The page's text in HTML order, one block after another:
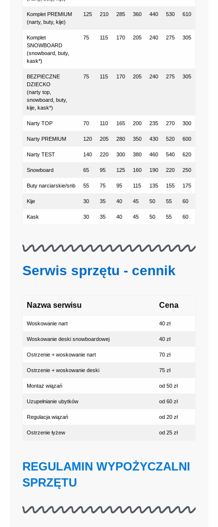
Komplet PREMIUM
(narty, buty, kije)
125 210 285 360 440 530 610
Komplet
SNOWBOARD
(snowboard, buty,
kask*)
75 115 170 205 240 275 305
BEZPIECZNE
DZIECKO
(narty top,
snowboard, buty,
kije, kask*)
75 115 170 205 240 275 305
Narty TOP 70 110 165 200 235 270 300
Narty PREMIUM 120 205 280 350 430 520 600
Narty TEST 140 220 300 380 460 540 620
Snowboard 65 95 125 160 190 220 250
Buty narciarskie/snb 55 75 95 115 135 155 175
Kije 30 35 40 45 50 55 60
Kask 30 35 40 45 50 55 60
Serwis sprzętu - cennik
Nazwa serwisu Cena
Woskowanie nart 40 zł
Woskowanie deski snowboardowej 40 zł
Ostrzenie + woskowanie nart 70 zł
Ostrzenie + woskowanie deski 75 zł
Montaż wiązań od 50 zł
Uzupełnianie ubytków od 60 zł
Regulacja wiązań od 20 zł
Ostrzenie łyżew od 25 zł
REGULAMIN WYPOŻYCZALNI
SPRZĘTU